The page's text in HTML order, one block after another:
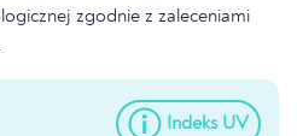
zgodnie z zaleceniami
Indeks UV